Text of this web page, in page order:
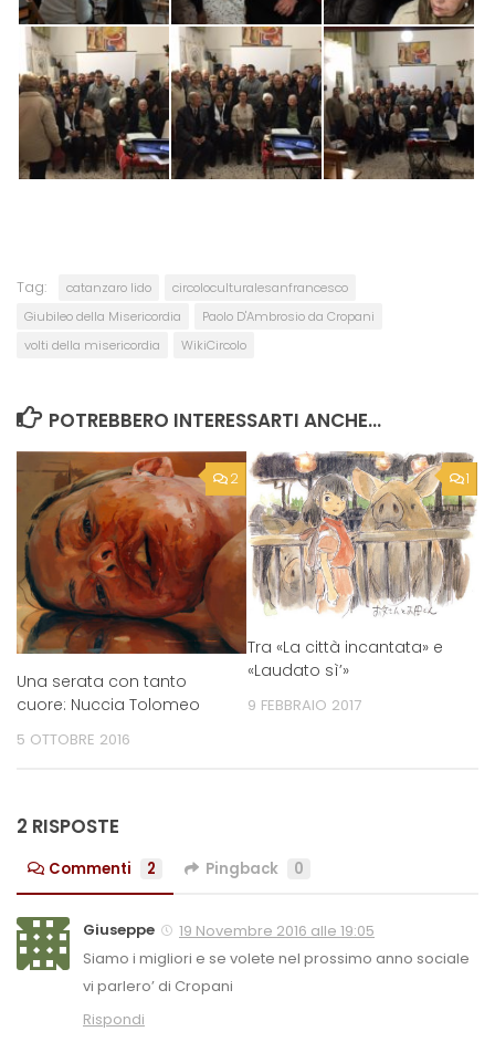
Tag: catanzaro lido
circoloculturalesanfrancesco
Giubileo della Misericordia
Paolo D'Ambrosio da Cropani
volti della misericordia
WikiCircolo
POTREBBERO INTERESSARTI ANCHE...
2
Una serata con tanto
cuore: Nuccia Tolomeo
5 OTTOBRE 2016
1
Tra «La città incantata» e
«Laudato sì’»
9 FEBBRAIO 2017
2 RISPOSTE
Commenti 2 Pingback 0
Giuseppe
19 Novembre 2016 alle 19:05
Siamo i migliori e se volete nel prossimo anno sociale
vi parlero’ di Cropani
Rispondi